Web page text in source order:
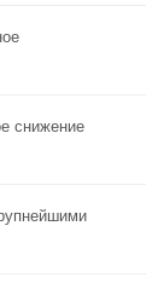
снижение